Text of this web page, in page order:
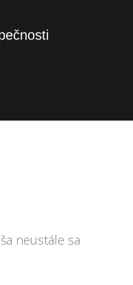
neustále sa